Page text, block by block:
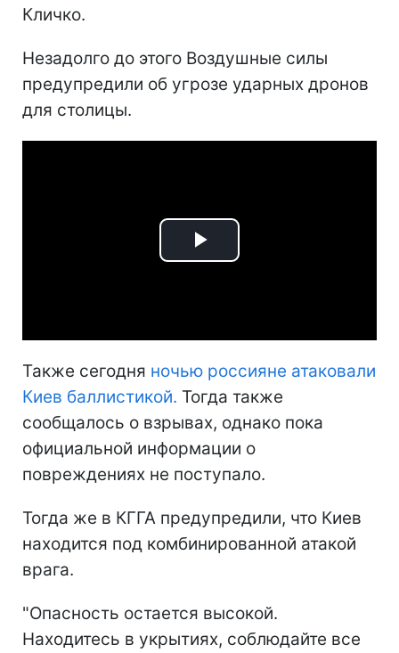
Кличко.
Незадолго до этого Воздушные силы
предупредили об угрозе ударных дронов
для столицы.
Play
Также сегодня ночью россияне атаковали
Киев баллистикой. Тогда также
сообщалось о взрывах, однако пока
официальной информации о
повреждениях не поступало.
Тогда же в КГГА предупредили, что Киев
находится под комбинированной атакой
врага.
"Опасность остается высокой.
Находитесь в укрытиях, соблюдайте все